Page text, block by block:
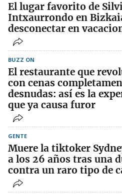
El lugar favorito de
Intxaurrondo en
desconectar en
BUZZ ON
El restaurante que
con cenas
desnudas: así es la
que ya causa furor
GENTE
Muere la tiktoker
a los 26 años tras una
contra un raro tipo de